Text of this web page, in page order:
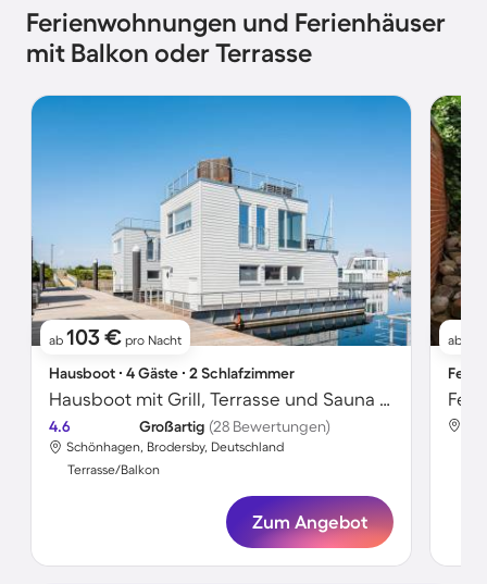
Ferienwohnungen und Ferienhäuser
mit Balkon oder Terrasse
ab 103 € pro Nacht
Hausboot ∙ 4 Gäste ∙ 2 Schlafzimmer
Hausboot mit Grill, Terrasse und Sauna | Meerblick
4.6 Großartig (28 Bewertungen)
Schönhagen, Brodersby, Deutschland
Terrasse/Balkon
Zum Angebot
ab